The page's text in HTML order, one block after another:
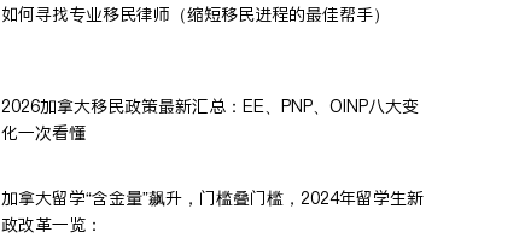
如何寻找专业移民律师（缩短移民进程的最佳帮手）
2026加拿大移民政策最新汇总：EE、PNP、OINP八大变
化一次看懂
加拿大留学“含金量”飙升，门槛叠门槛，2024年留学生新
政改革一览：